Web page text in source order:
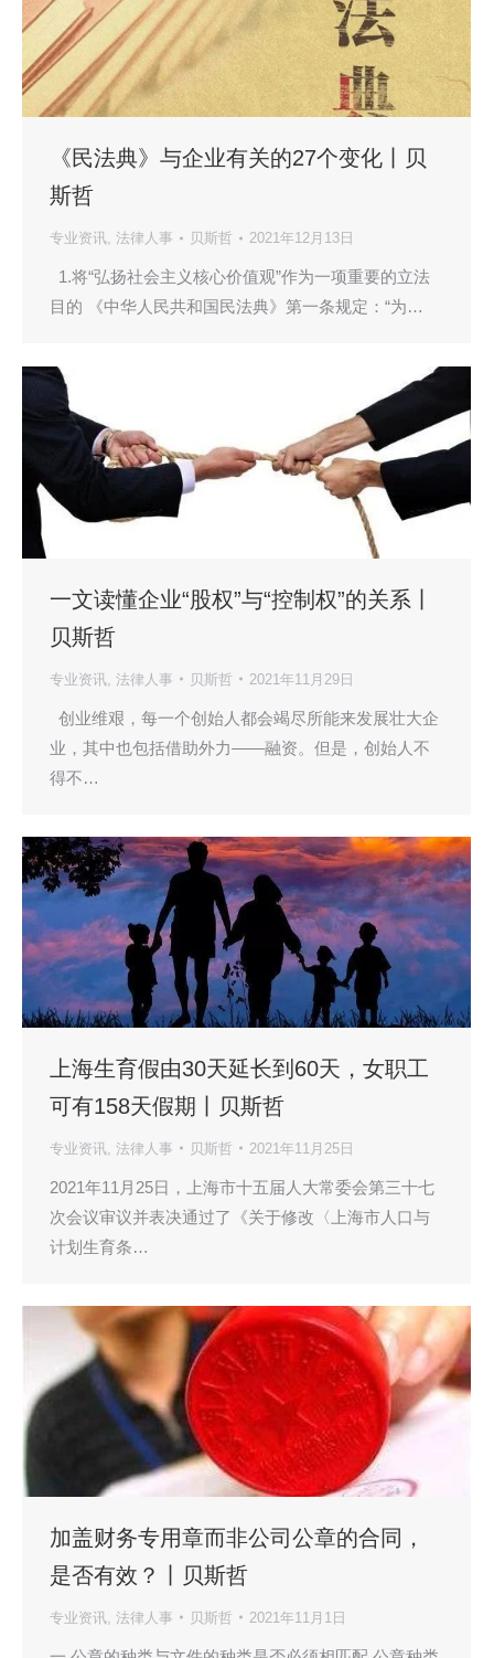
《民法典》与企业有关的27个变化丨贝
斯哲
专业资讯, 法律人事 贝斯哲 2021年12月13日
1.将“弘扬社会主义核心价值观”作为一项重要的立法
目的 《中华人民共和国民法典》第一条规定：“为…
一文读懂企业“股权”与“控制权”的关系丨
贝斯哲
专业资讯 法律人事 贝斯哲 2021年11月29日
创业维艰，每一个创始人都会竭尽所能来发展壮大企
业，其中也包括借助外力——融资。但是，创始人不
得不…
上海生育假由30天延长到60天，女职工
可有158天假期丨贝斯哲
专业资讯 法律人事 贝斯哲 2021年11月25日
2021年11月25日，上海市十五届人大常委会第三十七
次会议审议并表决通过了《关于修改〈上海市人口与
计划生育条…
加盖财务专用章而非公司公章的合同，
是否有效？丨贝斯哲
专业资讯 法律人事 贝斯哲 2021年11月1日